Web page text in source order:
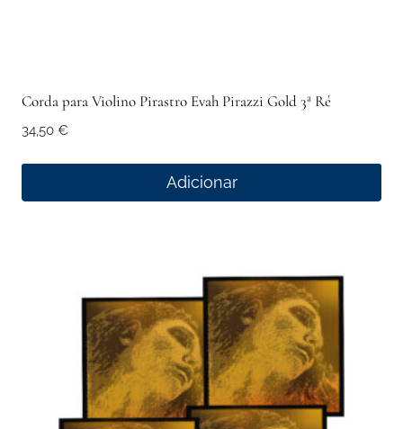
Corda para Violino Pirastro Evah Pirazzi Gold 3ª Ré
34,50 €
Adicionar